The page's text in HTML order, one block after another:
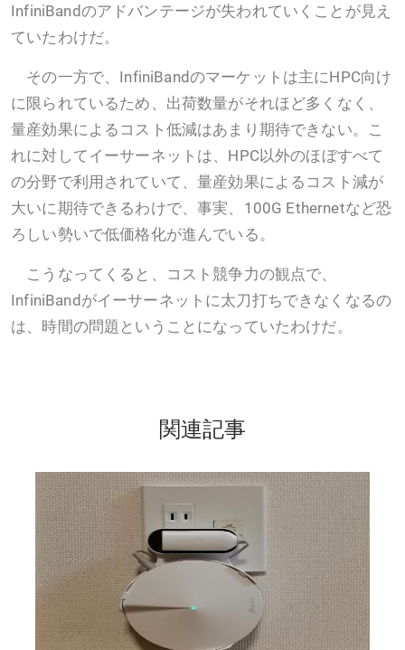
InfiniBandのアドバンテージが失われていくことが見え
ていたわけだ。
その一方で、InfiniBandのマーケットは主にHPC向け
に限られているため、出荷数量がそれほど多くなく、
量産効果によるコスト低減はあまり期待できない。こ
れに対してイーサーネットは、HPC以外のほぼすべて
の分野で利用されていて、量産効果によるコスト減が
大いに期待できるわけで、事実、100G Ethernetなど恐
ろしい勢いで低価格化が進んでいる。
こうなってくると、コスト競争力の観点で、
InfiniBandがイーサーネットに太刀打ちできなくなるの
は、時間の問題ということになっていたわけだ。
関連記事